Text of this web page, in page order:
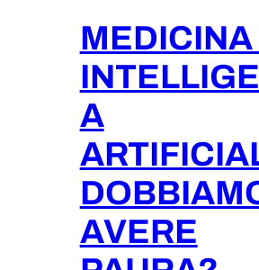
MEDICINA
A
AVERE